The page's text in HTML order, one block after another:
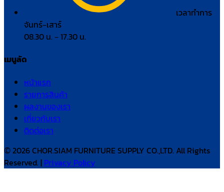
เวลาทำการ
จันทร์–เสาร์
08.30 น. – 17.30 น.
เมนูลัด
หน้าแรก
รายการสินค้า
ผลงานของเรา
เกี่ยวกับเรา
ติดต่อเรา
© 2026 CHOR.SIAM FURNITURE SUPPLY CO.,LTD. All Rights
Reserved. | Privacy Policy